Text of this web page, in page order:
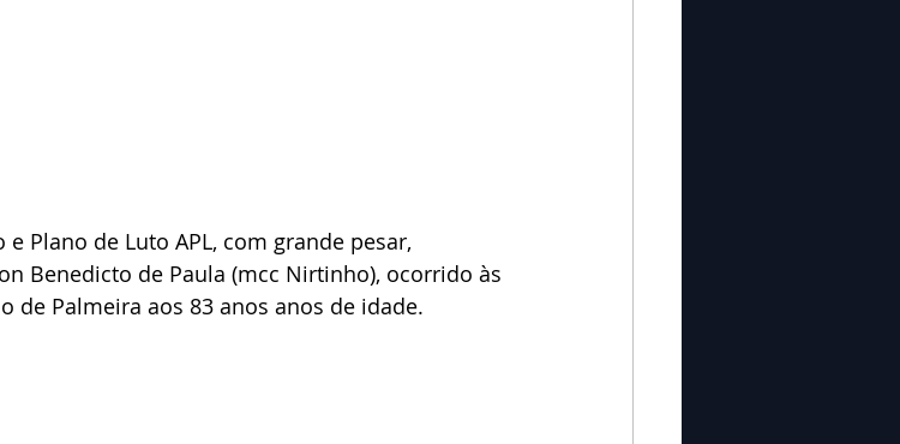
Plano de Luto APL, com grande pesar,
Benedicto de Paula (mcc Nirtinho), ocorrido às
de Palmeira aos 83 anos anos de idade.